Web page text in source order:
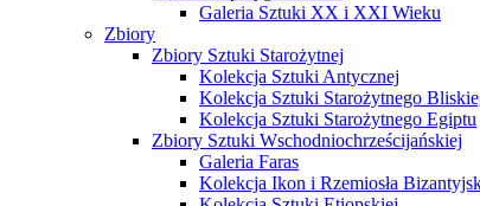
Galeria Sztuki XX i XXI Wieku
Zbiory
Zbiory Sztuki Starożytnej
Kolekcja Sztuki Antycznej
Kolekcja Sztuki Starożytnego
Kolekcja Sztuki Starożytnego Egiptu
Zbiory Sztuki Wschodniochrześcijańskiej
Galeria Faras
Kolekcja Ikon i Rzemiosła